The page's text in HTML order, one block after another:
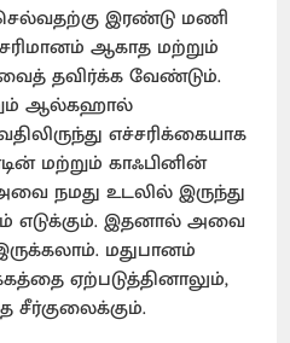
செல்வதற்கு இரண்டு மணி
ஆகாத மற்றும்
தவிர்க்க வேண்டும்.
ஆல்கஹால்
எச்சரிக்கையாக
மற்றும் காஃபினின்
நமது உடலில் இருந்து
எடுக்கும். இதனால் அவை
மதுபானம்
ஏற்படுத்தினாலும்,